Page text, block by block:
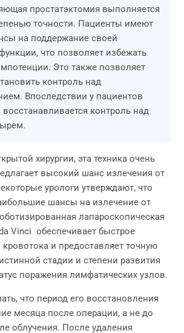
простатэктомия выполняется
точности. Пациенты имеют
на поддержание своей
что позволяет избежать
Это также позволяет
контроль над
Впоследствии у пациентов
контроль над
хирургии, эта техника очень
высокий шанс излечения от
урологи утверждают, что
шансы на излечение от
лапароскопическая
Vinci обеспечивает быстрое
и предоставляет точную
стадии и степени развития
поражения лимфатических узлов.
что период его восстановления
месяца после операции, а не до
облучения. После удаления